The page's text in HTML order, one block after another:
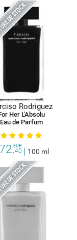
STOCK
Rodriguez
Her L'Absolu
Eau de Parfum
40
EUR
100 ml
STOCK